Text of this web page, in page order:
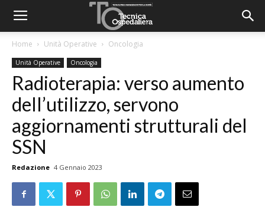
Home Unità Operative Oncologia
Unità Operative Oncologia
Radioterapia: verso aumento
dell’utilizzo, servono
aggiornamenti strutturali del
SSN
Redazione 4 Gennaio 2023